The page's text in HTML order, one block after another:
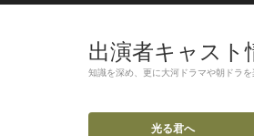
出演者キャス
知識を深め、更に大河ドラマや朝ドラ
光る君へ